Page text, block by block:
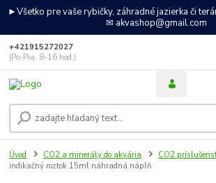
►Všetko pre vaše rybičky, záhradné jazierka či
✉ akvashop@gmail.com
+421915272027
(Po-Pia, 8-16 hod.)
Úvod CO2 a minerály do akvária CO2
indikačný roztok 15ml náhradná náplň